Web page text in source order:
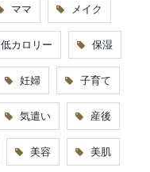
ママ メイク
低カロリー 保湿
妊婦 子育て
気遣い 産後
美容 美肌